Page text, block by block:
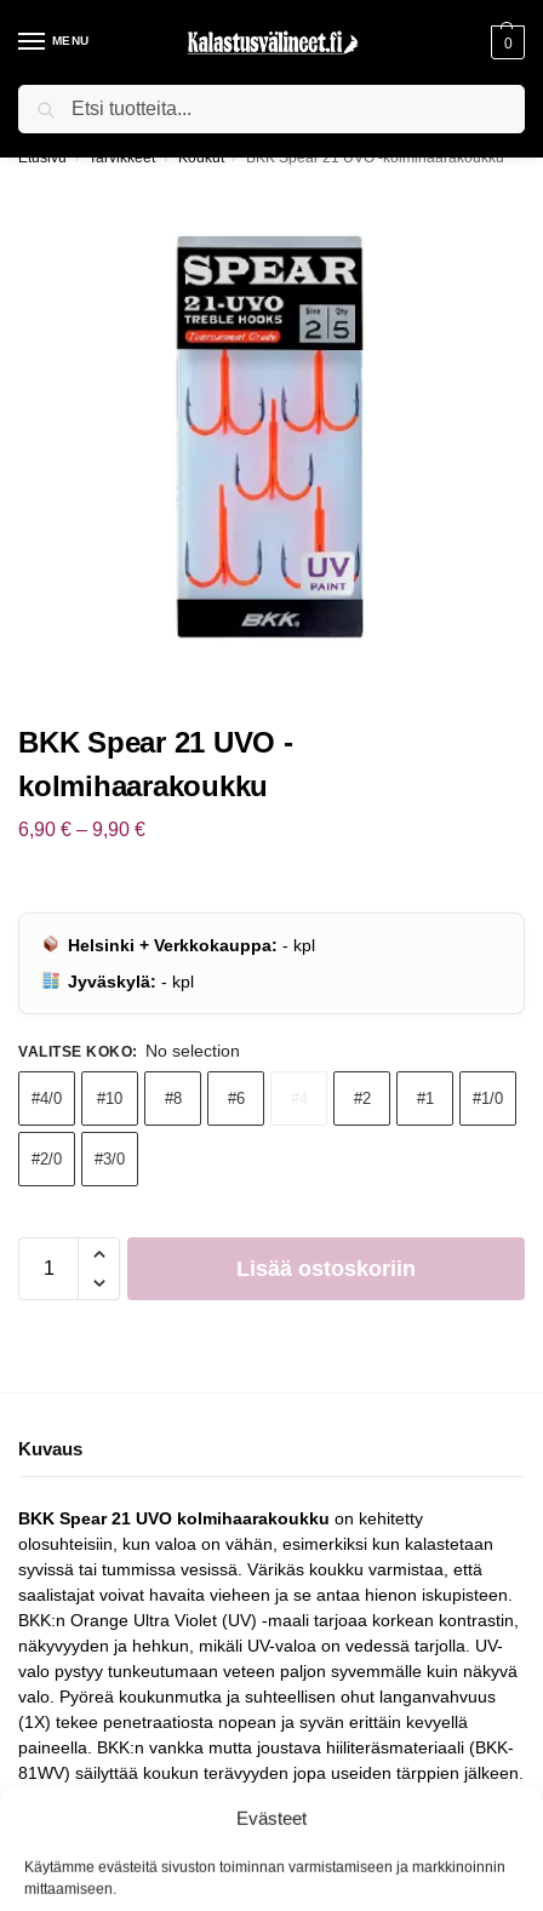
Evästeet
Käytämme evästeitä sivuston toiminnan varmistamiseen ja markkinoinnin
mittaamiseen.
MENU 0
ILMAINEN TOIMITUS YLI 75€ TILAUKSILLE!
Etusivu / Tarvikkeet / Koukut / BKK Spear 21 UVO -kolmihaarakoukku
BKK Spear 21 UVO -
kolmihaarakoukku
6,90 € – 9,90 €
Helsinki + Verkkokauppa: - kpl
Jyväskylä: - kpl
VALITSE KOKO: No selection
#4/0 #10 #8 #6 #2 #1 #1/0
#2/0 #3/0
Lisää ostoskoriin
Kuvaus
BKK Spear 21 UVO kolmihaarakoukku on kehitetty
olosuhteisiin, kun valoa on vähän, esimerkiksi kun kalastetaan
syvissä tai tummissa vesissä. Värikäs koukku varmistaa, että
saalistajat voivat havaita vieheen ja se antaa hienon iskupisteen.
BKK:n Orange Ultra Violet (UV) -maali tarjoaa korkean kontrastin,
näkyvyyden ja hehkun, mikäli UV-valoa on vedessä tarjolla. UV-
valo pystyy tunkeutumaan veteen paljon syvemmälle kuin näkyvä
valo. Pyöreä koukunmutka ja suhteellisen ohut langanvahvuus
(1X) tekee penetraatiosta nopean ja syvän erittäin kevyellä
paineella. BKK:n vankka mutta joustava hiiliteräsmateriaali (BKK-
81WV) säilyttää koukun terävyyden jopa useiden tärppien jälkeen.
luonnollisesti tekee koko koukusta paljon kestävämmän. Lisäksi
erityyppisissä uistimissa, kuten vaapuissa, jerkeissä,
haukikumeissa, tasapainopilkeissä sekä poppereissa ja muissa